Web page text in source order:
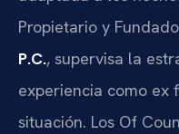
Propietario y
P.C., supervisa la
experiencia como ex
situación. Los Of